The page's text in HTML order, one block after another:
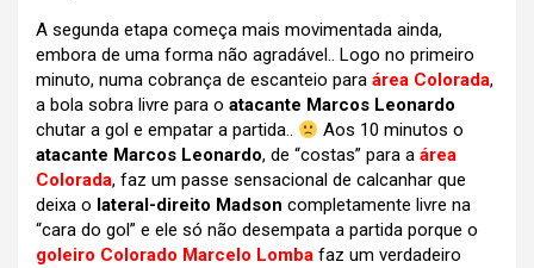
A segunda etapa começa mais movimentada ainda,
embora de uma forma não agradável.. Logo no primeiro
minuto, numa cobrança de escanteio para área Colorada,
a bola sobra livre para o atacante Marcos Leonardo
chutar a gol e empatar a partida..
Aos 10 minutos o
atacante Marcos Leonardo, de “costas” para a área
Colorada, faz um passe sensacional de calcanhar que
deixa o lateral-direito Madson completamente livre na
“cara do gol” e ele só não desempata a partida porque o
goleiro Colorado Marcelo Lomba faz um verdadeiro